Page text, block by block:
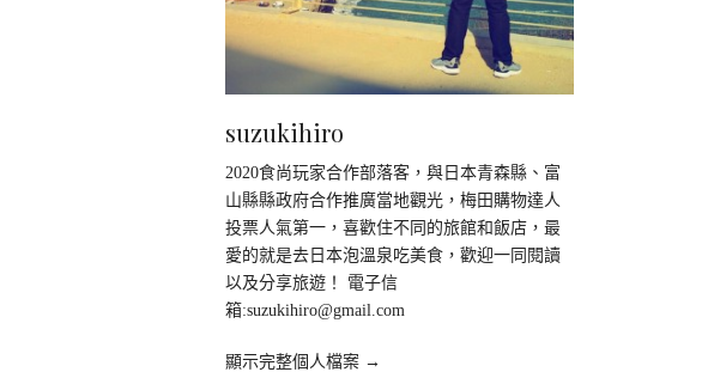
suzukihiro
2020食尚玩家合作部落客，與日本青森縣、富
山縣縣政府合作推廣當地觀光，梅田購物達人
投票人氣第一，喜歡住不同的旅館和飯店，最
愛的就是去日本泡溫泉吃美食，歡迎一同閱讀
以及分享旅遊！ 電子信
箱:suzukihiro@gmail.com
顯示完整個人檔案 →